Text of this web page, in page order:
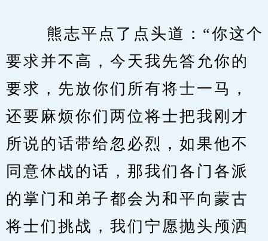
熊志平点了点头道：“你这个
要求并不高，今天我先答允你的
要求，先放你们所有将士一马，
还要麻烦你们两位将士把我刚才
所说的话带给忽必烈，如果他不
同意休战的话，那我们各门各派
的掌门和弟子都会为和平向蒙古
将士们挑战，我们宁愿抛头颅洒